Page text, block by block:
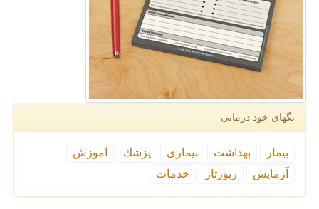
تگهای خود درمانی
بیمار بهداشت بیماری پزشك
آموزش
آزمایش
رپورتاژ خدمات